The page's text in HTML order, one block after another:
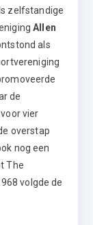
zelfstandige
Allen
als
de
vier
overstap
nog een
The
volgde de